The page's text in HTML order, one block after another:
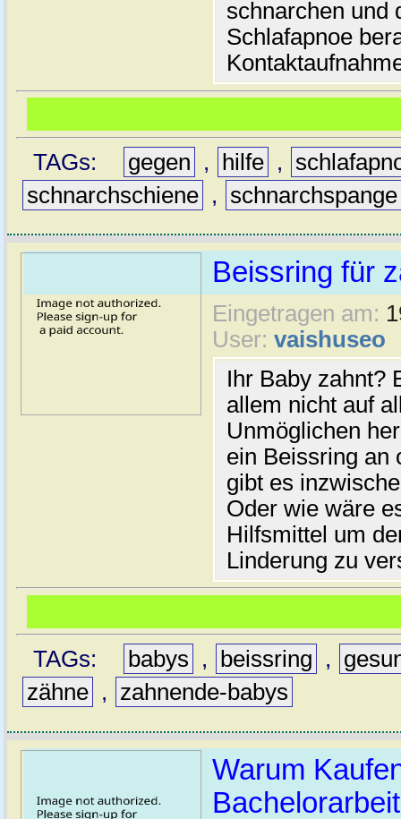
schnarchen und
Schlafapnoe
TAGs: gegen , hilfe ,
schnarchschiene , schnarchspange
Beissring für
Eingetragen am:
User: vaishuseo
Ihr Baby zahnt?
allem nicht auf
Unmöglichen
ein Beissring an
gibt es
Oder wie wäre
Hilfsmittel um
Linderung zu
TAGs: babys , beissring ,
zähne , zahnende-babys
Warum